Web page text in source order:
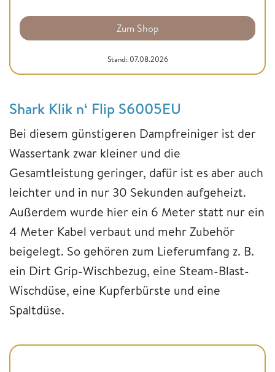
Zum Shop
Stand: 07.08.2026
Shark Klik n‘ Flip S6005EU
Bei diesem günstigeren Dampfreiniger ist der
Wassertank zwar kleiner und die
Gesamtleistung geringer, dafür ist es aber auch
leichter und in nur 30 Sekunden aufgeheizt.
Außerdem wurde hier ein 6 Meter statt nur ein
4 Meter Kabel verbaut und mehr Zubehör
beigelegt. So gehören zum Lieferumfang z. B.
ein Dirt Grip-Wischbezug, eine Steam-Blast-
Wischdüse, eine Kupferbürste und eine
Spaltdüse.